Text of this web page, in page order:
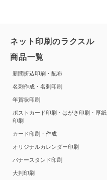
ネット印刷のラクスル
商品一覧
新聞折込印刷・配布
名刺作成・名刺印刷
年賀状印刷
ポストカード印刷・はがき印刷・厚紙
印刷
カード印刷・作成
オリジナルカレンダー印刷
バナースタンド印刷
大判印刷